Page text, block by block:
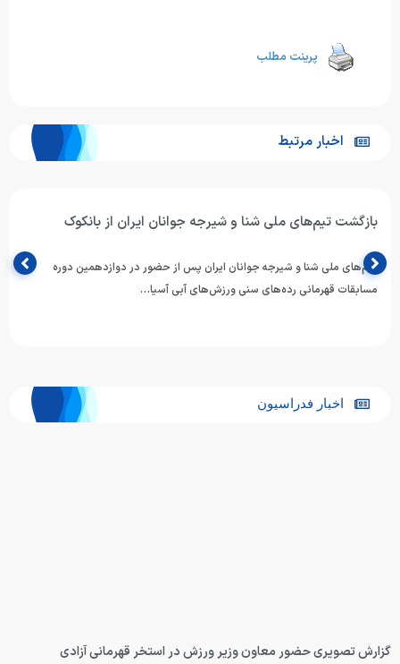
پرینت مطلب
اخبار مرتبط
بازگشت تیم‌های ملی شنا و شیرجه جوانان ایران از بانکوک
تیم‌های ملی شنا و شیرجه جوانان ایران پس از حضور در دوازدهمین دوره
مسابقات قهرمانی رده‌های سنی ورزش‌های آبی آسیا…
اخبار فدراسیون
گزارش تصویری حضور معاون وزیر ورزش در استخر قهرمانی آزادی